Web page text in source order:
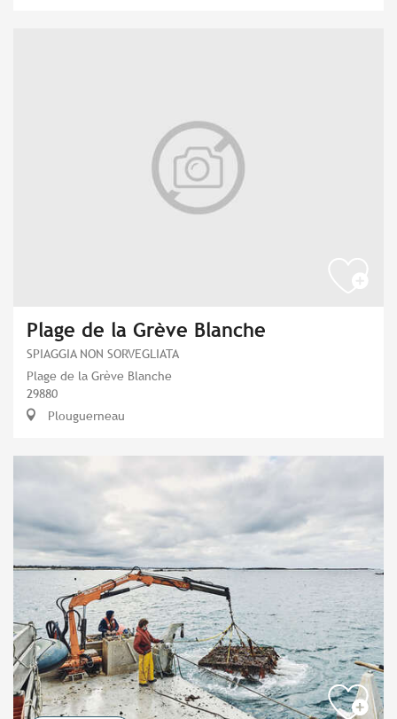
Plage de la Grève Blanche
SPIAGGIA NON SORVEGLIATA
Plage de la Grève Blanche
29880
Plouguerneau